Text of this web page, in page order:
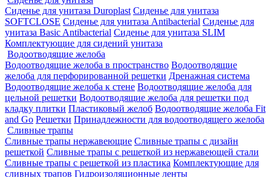
Сиденье для унитаза Duroplast Сиденье для унитаза
SOFTCLOSE Сиденье для унитаза Antibacterial Сиденье для
унитаза Basic Antibacterial Сиденье для унитаза SLIM
Комплектующие для сидений унитаза
Водоотводящие желоба
Водоотводящие желоба в пространство Водоотводящие
желоба для перфорированной решетки Дренажная система
Водоотводящие желоба к стене Водоотводящие желоба для
цельной решетки Водоотводящие желоба для решетки под
кладку плитки Пластиковый желоб Водоотводящие желоба Fit
and Go Решетки Принадлежности для водоотводящего желоба
Сливные трапы
Сливные трапы нержавеющие Сливные трапы с дизайн
решеткой Сливные трапы с решеткой из нержавеющей стали
Сливные трапы с решеткой из пластика Комплектующие для
сливных трапов Гидроизоляционные ленты